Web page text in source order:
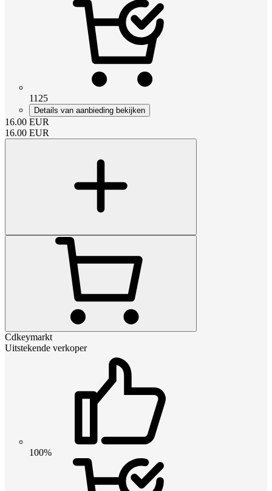
1125
Details van aanbieding bekijken
16.00 EUR
16.00 EUR
Cdkeymarkt
Uitstekende verkoper
100%